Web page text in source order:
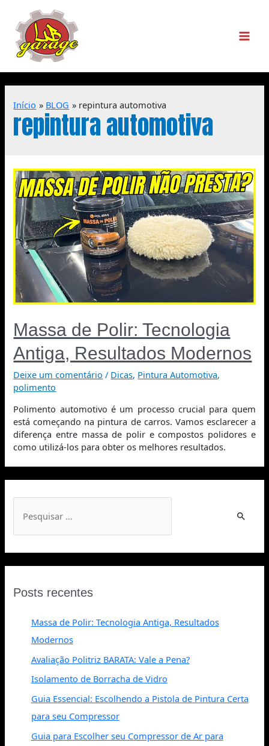
Início BLOG repintura automotiva
repintura automotiva
Massa de Polir: Tecnologia
Antiga, Resultados Modernos
Deixe um comentário / Dicas, Pintura Automotiva,
polimento
Polimento automotivo é um processo crucial para quem
está começando na pintura de carros. Vamos esclarecer a
diferença entre massa de polir e compostos polidores e
como utilizá-los para obter os melhores resultados.
Posts recentes
Massa de Polir: Tecnologia Antiga, Resultados
Modernos
Avaliação Politriz BARATA: Vale a Pena?
Isolamento de Borracha de Vidro
Guia Essencial: Escolhendo a Pistola de Pintura Certa
para seu Compressor
Guia para Escolher seu Compressor de Ar para